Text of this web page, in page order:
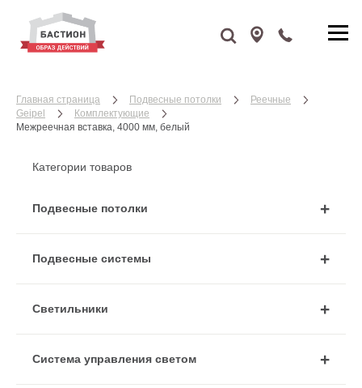
Главная страница Подвесные потолки
Реечные
Geipel
Комплектующие
Межреечная вставка, 4000 мм, белый
Категории товаров
Подвесные потолки
Подвесные системы
Cветильники
Система управления светом